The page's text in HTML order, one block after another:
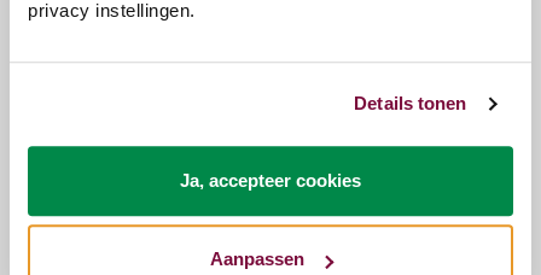
privacy instellingen.
Details tonen
Ja, accepteer cookies
Aanpassen
om zo goed mogelijk dit op te vangen. Daarnaast is
de tijk van dit kussen wasbaar op 40 graden,
Vragen?
E-mail